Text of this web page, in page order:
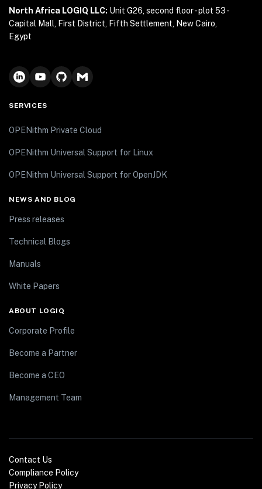
North Africa LOGIQ LLC: Unit G26, second floor - plot 53 -
Capital Mall, First District, Fifth Settlement, New Cairo,
Egypt
SERVICES
OPENithm Private Cloud
OPENithm Universal Support for Linux
OPENithm Universal Support for OpenJDK
NEWS AND BLOG
Press releases
Technical Blogs
Manuals
White Papers
ABOUT LOGIQ
Corporate Profile
Become a Partner
Become a CEO
Management Team
Contact Us
Compliance Policy
Privacy Policy